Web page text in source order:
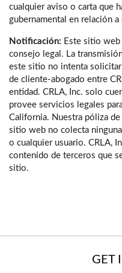
cualquier aviso o carta que
gubernamental en relación a
Notificación: Este sitio
consejo legal. La
este sitio no intenta solicitar
de cliente-abogado entre
entidad. CRLA, Inc. solo
provee servicios legales
California. Nuestra póliza
sitio web no colecta
o cualquier usuario. CRLA,
contenido de terceros que
sitio.
GET